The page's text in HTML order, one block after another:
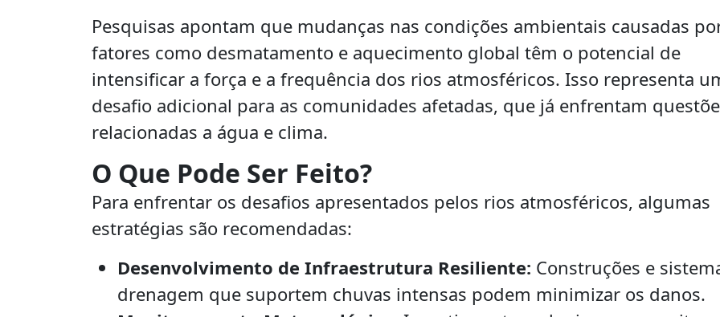
Pesquisas apontam que mudanças nas condições ambientais causadas
fatores como desmatamento e aquecimento global têm o potencial de
intensificar a força e a frequência dos rios atmosféricos. Isso representa
desafio adicional para as comunidades afetadas, que já enfrentam
relacionadas a água e clima.
O Que Pode Ser Feito?
Para enfrentar os desafios apresentados pelos rios atmosféricos, algumas
estratégias são recomendadas:
Desenvolvimento de Infraestrutura Resiliente: Construções e
drenagem que suportem chuvas intensas podem minimizar os danos.